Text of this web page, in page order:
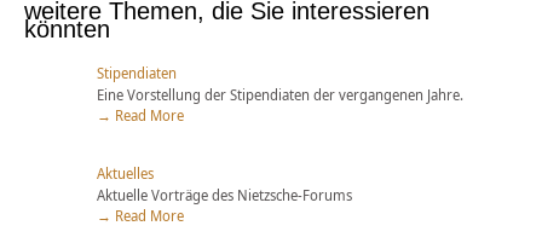
weitere Themen, die Sie interessieren
könnten
Stipendiaten
Eine Vorstellung der Stipendiaten der vergangenen Jahre.
→ Read More
Aktuelles
Aktuelle Vorträge des Nietzsche-Forums
→ Read More